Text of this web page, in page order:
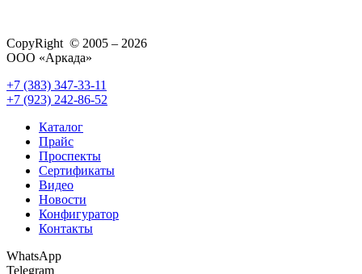
CopyRight © 2005 – 2026
ООО «Аркада»
+7 (383) 347-33-11
+7 (923) 242-86-52
Каталог
Прайс
Проспекты
Сертификаты
Видео
Новости
Конфигуратор
Контакты
WhatsApp
Telegram